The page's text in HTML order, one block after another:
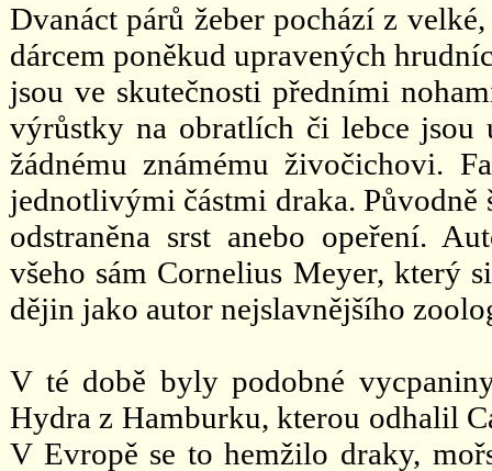
Dvanáct párů žeber pochází z
dárcem poněkud upravených
jsou ve skutečnosti předními
výrůstky na obratlích či lebce jsou
žádnému známému živočichovi.
jednotlivými částmi draka.
odstraněna srst anebo opeření.
všeho sám Cornelius Meyer, který
dějin jako autor nejslavnějšího
V té době byly podobné
Hydra z Hamburku, kterou odhalil
V Evropě se to hemžilo draky,